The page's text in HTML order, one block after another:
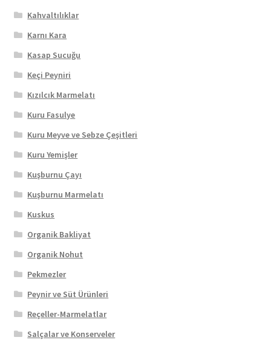
Kahvaltılıklar
Karnı Kara
Kasap Sucuğu
Keçi Peyniri
Kızılcık Marmelatı
Kuru Fasulye
Kuru Meyve ve Sebze Çeşitleri
Kuru Yemişler
Kuşburnu Çayı
Kuşburnu Marmelatı
Kuskus
Organik Bakliyat
Organik Nohut
Pekmezler
Peynir ve Süt Ürünleri
Reçeller-Marmelatlar
Salçalar ve Konserveler